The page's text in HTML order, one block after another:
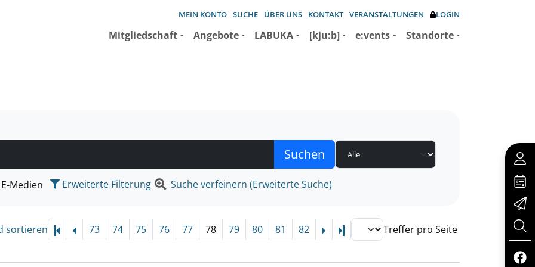
MEIN KONTO SUCHE ÜBER UNS KONTAKT VERANSTALTUNGEN LOGIN
Mitgliedschaft Angebote LABUKA [kju:b] e:vents Standorte
suchen wollen.
E-Medien Erweiterte Filterung Suche verfeinern (Erweiterte Suche)
sortieren 73 74 75 76 77 78 79 80 81 82 Letzte SeiteTreffer pro Seite